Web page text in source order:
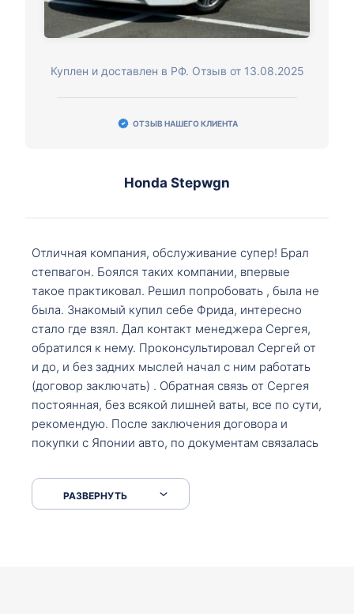
Куплен и доставлен в РФ. Отзыв от 13.08.2025
ОТЗЫВ НАШЕГО КЛИЕНТА
Honda Stepwgn
Отличная компания, обслуживание супер! Брал
степвагон. Боялся таких компании, впервые
такое практиковал. Решил попробовать , была не
была. Знакомый купил себе Фрида, интересно
стало где взял. Дал контакт менеджера Сергея,
обратился к нему. Проконсультировал Сергей от
и до, и без задних мыслей начал с ним работать
(договор заключать) . Обратная связь от Сергея
постоянная, без всякой лишней ваты, все по сути,
рекомендую. После заключения договора и
покупки с Японии авто, по документам связалась
что заполнить, куда зайти, образцы и т.д. После
приехал за авто. Меня тепло встретили Сергей с
РАЗВЕРНУТЬ